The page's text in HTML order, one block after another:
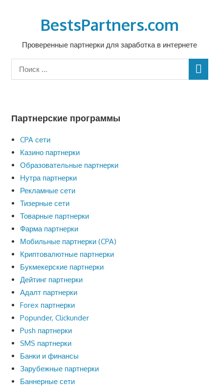
содержимомуBestsPartners.com
Проверенные партнерки для заработка в интернете
Партнерские программы
CPA сети
Казино партнерки
Образовательные партнерки
Нутра партнерки
Рекламные сети
Тизерные сети
Товарные партнерки
Фарма партнерки
Мобильные партнерки (CPA)
Криптовалютные партнерки
Букмекерские партнерки
Дейтинг партнерки
Адалт партнерки
Forex партнерки
Popunder, Clickunder
Push партнерки
SMS партнерки
Банки и финансы
Зарубежные партнерки
Баннерные сети